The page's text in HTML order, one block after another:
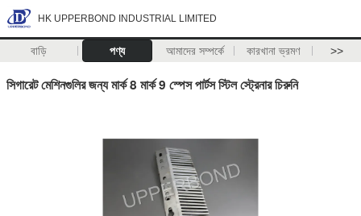
HK UPPERBOND INDUSTRIAL LIMITED
বাড়ি পণ্য আমাদের সম্পর্কে কারখানা ভ্রমণ >>
সিগারেট মেশিনগুলির জন্য মার্ক 8 মার্ক 9 স্পেস পার্টস স্টিল স্ট্রেনার চিরুনি